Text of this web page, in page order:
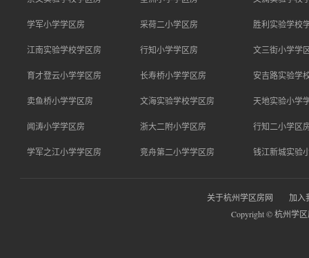
学军小学学区房 采荷二小学区房 胜利实验学校
江南实验学校学区房 行知小学学区房 文三街小学学
育才登云小学学区房 长寿桥小学学区房 安吉路实验学
卖鱼桥小学学区房 文海实验学校学区房 天地实验小学
闻涛小学学区房 浙大二附小学区房 行知二小学区
学军之江小学学区房 竞舟第二小学学区房 钱江新城实验
关于杭州学区房网
加入
Copyright © 杭州学